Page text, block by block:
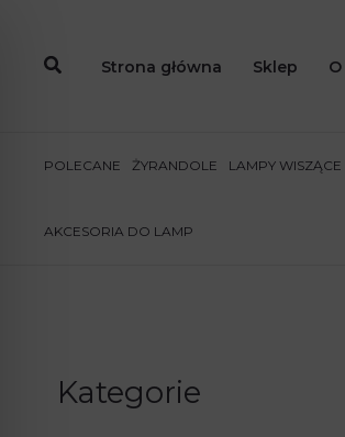
Strona główna Sklep
POLECANE ŻYRANDOLE LAMPY WISZĄCE
AKCESORIA DO LAMP
Kategorie